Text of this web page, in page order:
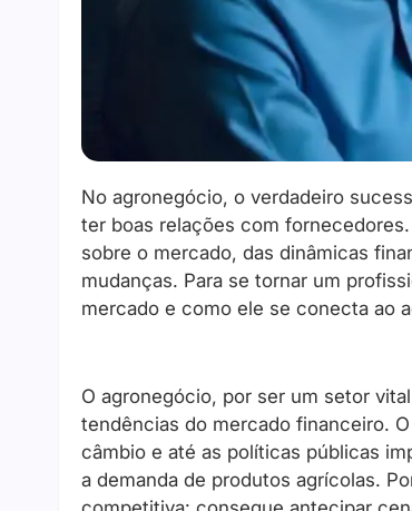
No agronegócio, o verdadeiro
ter boas relações com
sobre o mercado, das dinâmicas
mudanças. Para se tornar um
mercado e como ele se conecta ao
O agronegócio, por ser um setor
tendências do mercado financeiro.
câmbio e até as políticas públicas
a demanda de produtos agrícolas.